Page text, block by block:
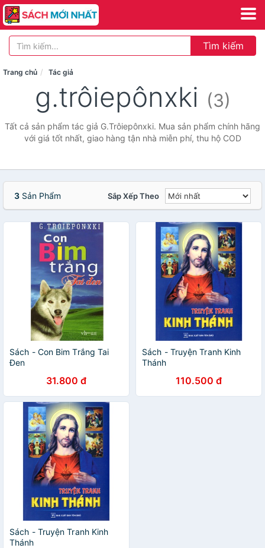
Tìm kiếm
Trang chủ Tác giả
g.trôiepônxki (3)
Tất cả sản phẩm tác giả G.Trôiepônxki. Mua sản phẩm chính hãng
với giá tốt nhất, giao hàng tận nhà miễn phí, thu hộ COD
3 Sản Phẩm Sắp Xếp Theo
Sách - Con Bim Trắng Tai
Đen
31.800 đ
Sách - Truyện Tranh Kinh
Thánh
110.500 đ
Sách - Truyện Tranh Kinh
Thánh